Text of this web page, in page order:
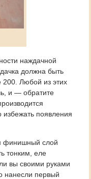
наждачной
должна быть
Любой из этих
и — обратите
появления
финишный слой
тонким, еле
вы своими руками
нанесли первый